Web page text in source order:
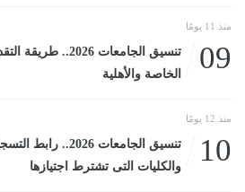
منذ 11 يومًا
09
تنسيق الجامعات
الخاصة والأهلية
منذ 12 يومًا
10
تنسيق الجامعات
والكليات التى تشترط اجتيازها